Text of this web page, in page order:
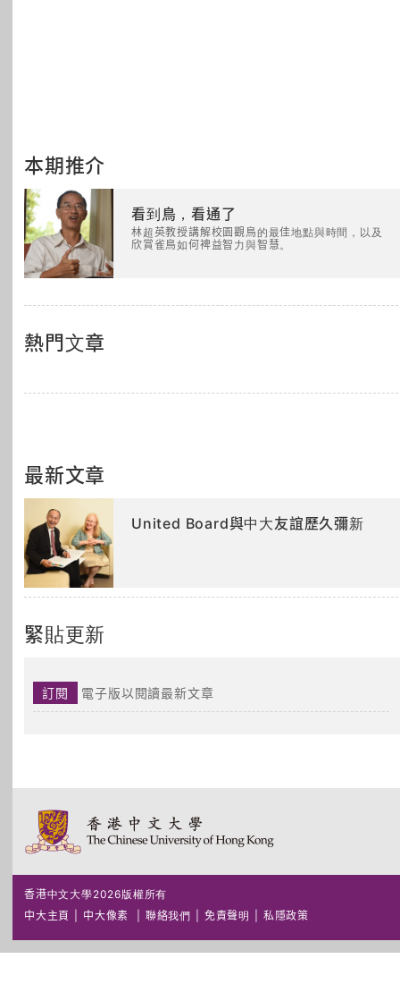
本期推介
看到鳥，看通了
林超英教授講解校園觀鳥的最佳地點與時間，以及
欣賞雀鳥如何裨益智力與智慧。
熱門文章
最新文章
United Board與中大友誼歷久彌新
緊貼更新
訂閱 電子版以閱讀最新文章
香港中文大學2026版權所有
中大主頁
中大像素 聯絡我們 免責聲明 私隱政策